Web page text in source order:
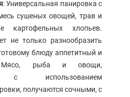
: Универсальная панировка с
сушеных овощей, трав и
картофельных хлопьев.
не только разнообразить
блюду аппетитный и
Мясо, рыба и овощи,
с использованием
получаются сочными, с